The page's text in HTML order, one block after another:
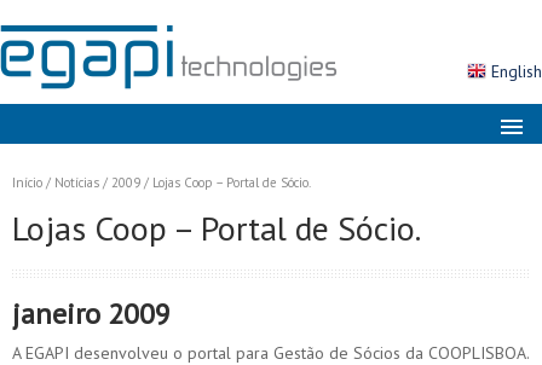
English
Soluções
Produtos
Serviços
Início / Notícias / 2009 / Lojas Coop – Portal de Sócio.
Lojas Coop – Portal de Sócio.
janeiro 2009
A EGAPI desenvolveu o portal para Gestão de Sócios da COOPLISBOA.